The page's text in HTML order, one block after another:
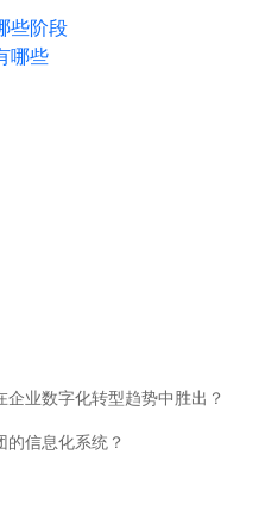
些阶段
哪些
企业数字化转型趋势中胜出？
信息化系统？